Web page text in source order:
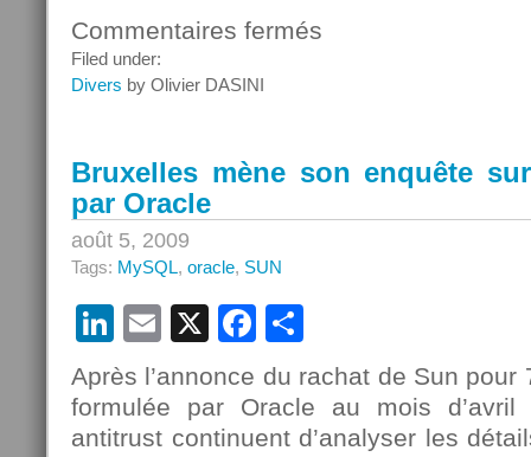
Commentaires fermés
côté
Filed under:
Divers by Olivier DASINI
Bruxelles mène son enquête
par Oracle
août 5, 2009
Tags: MySQL, oracle, SUN
LinkedIn
Email
X Facebook
Après l’annonce du rachat de Sun
formulée par Oracle au mois d’avril
antitrust continuent d’analyser les